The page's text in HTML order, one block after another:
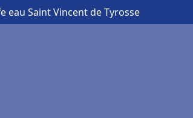
eau Saint Vincent de Tyrosse